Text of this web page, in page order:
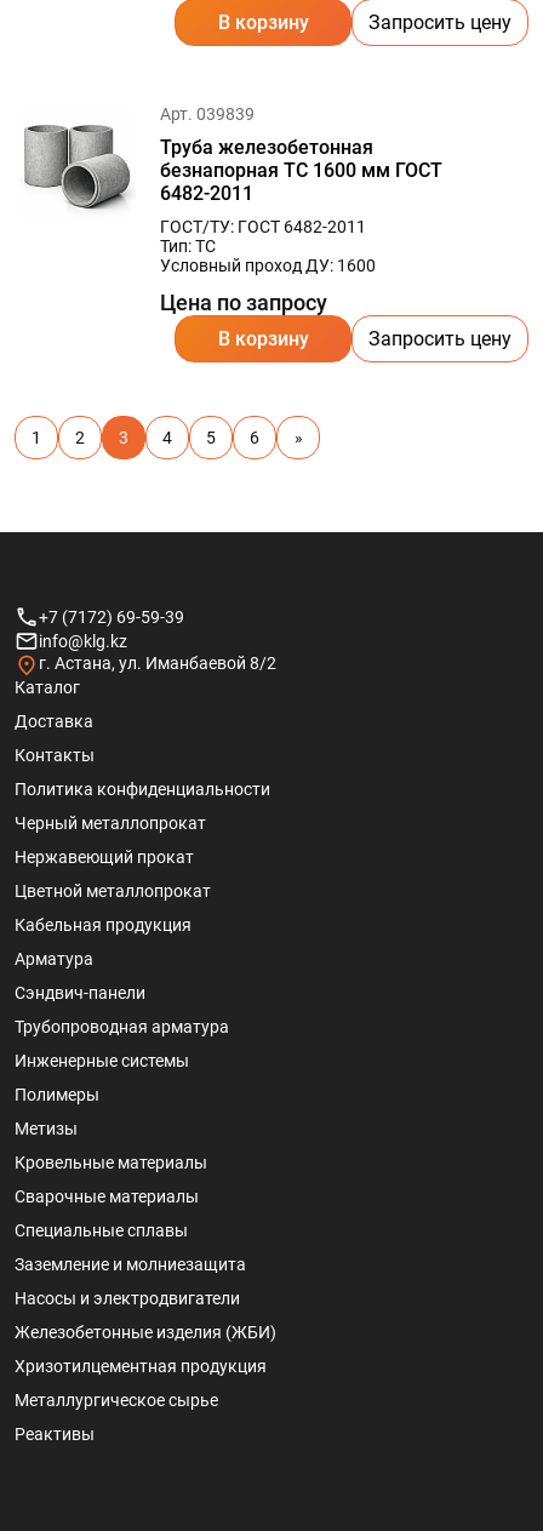
В корзину Запросить цену
Арт. 039839
Труба железобетонная
безнапорная ТС 1600 мм ГОСТ
6482-2011
ГОСТ/ТУ: ГОСТ 6482-2011
Тип: ТС
Условный проход ДУ: 1600
Цена по запросу
В корзину Запросить цену
1 2 3 4 5 6 »
+7 (7172) 69-59-39
info@klg.kz
г. Астана, ул. Иманбаевой 8/2
Каталог
Доставка
Контакты
Политика конфиденциальности
Черный металлопрокат
Нержавеющий прокат
Цветной металлопрокат
Кабельная продукция
Арматура
Сэндвич-панели
Трубопроводная арматура
Инженерные системы
Полимеры
Метизы
Кровельные материалы
Сварочные материалы
Специальные сплавы
Заземление и молниезащита
Насосы и электродвигатели
Железобетонные изделия (ЖБИ)
Хризотилцементная продукция
Металлургическое сырье
Реактивы